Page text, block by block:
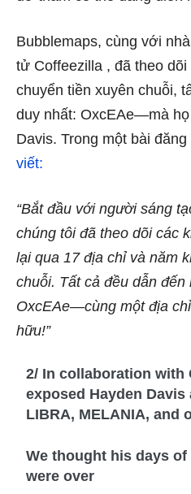
Bubblemaps, cùng với
tử Coffeezilla , đã theo
chuyển tiền xuyên chuỗi,
duy nhất: OxcEAe—mà
Davis. Trong một bài
viết:
“Bắt đầu với người sáng
chúng tôi đã theo dõi các
lại qua 17 địa chỉ và năm
chuỗi. Tất cả đều dẫn
OxcEAe—cùng một địa
hữu!”
2/ In collaboration with
exposed Hayden
LIBRA, MELANIA, and
We thought his days
were over